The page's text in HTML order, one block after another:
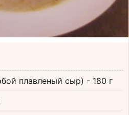
плавленый сыр) - 180 г